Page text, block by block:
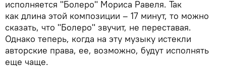
исполняется "Болеро" Мориса Равеля. Так
как длина этой композиции – 17 минут, то можно
сказать, что "Болеро" звучит, не переставая.
Однако теперь, когда на эту музыку истекли
авторские права, ее, возможно, будут исполнять
еще чаще.